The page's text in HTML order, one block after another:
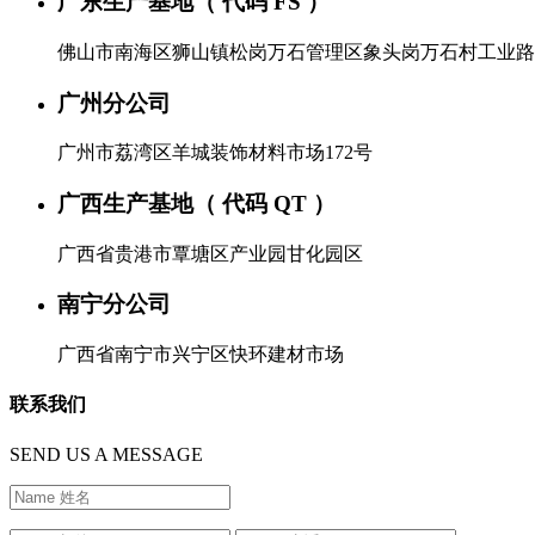
佛山市南海区狮山镇松岗万石管理区象头岗万石村工业
广州分公司
广州市荔湾区羊城装饰材料市场172号
广西生产基地（ 代码 QT ）
广西省贵港市覃塘区产业园甘化园区
南宁分公司
广西省南宁市兴宁区快环建材市场
联系我们
SEND US A MESSAGE